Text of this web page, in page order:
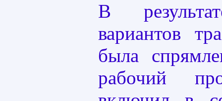
В
вариантов
была
рабочий